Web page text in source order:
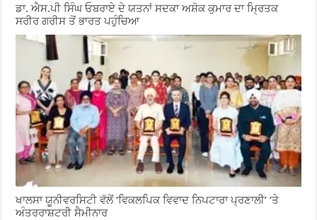
ਡਾ. ਐਸ.ਪੀ ਸਿੰਘ ਓਬਰਾਏ ਦੇ ਯਤਨਾਂ ਸਦਕਾ ਅਸ਼ੋਕ ਕੁਮਾਰ ਦਾ ਮ੍ਰਿਤਕ
ਸਰੀਰ ਗਰੀਸ ਤੋਂ ਭਾਰਤ ਪਹੁੰਚਿਆ
ਖਾਲਸਾ ਯੂਨੀਵਰਸਿਟੀ ਵੱਲੋਂ ‘ਵਿਕਲਪਿਕ ਵਿਵਾਦ ਨਿਪਟਾਰਾ ਪ੍ਰਣਾਲੀ’ ‘ਤੇ
ਅੰਤਰਰਾਸ਼ਟਰੀ ਸੈਮੀਨਾਰ